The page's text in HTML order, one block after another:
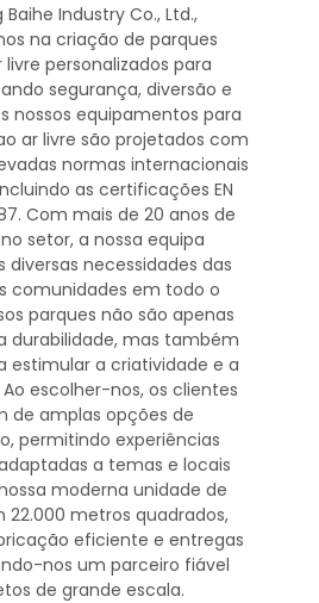
Baihe Industry Co., Ltd.,
na criação de parques
personalizados para
segurança, diversão e
nossos equipamentos para
ar livre são projetados com
normas internacionais
as certificações EN
Com mais de 20 anos de
setor, a nossa equipa
necessidades das
comunidades em todo o
parques não são apenas
durabilidade, mas também
estimular a criatividade e a
escolher-nos, os clientes
de amplas opções de
permitindo experiências
a temas e locais
moderna unidade de
22.000 metros quadrados,
eficiente e entregas
nos um parceiro fiável
de grande escala.